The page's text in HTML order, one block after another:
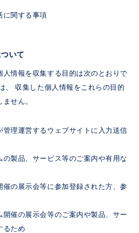
関する事項
いて
人情報を収集する目的は次のとおりで
、 収集した個人情報をこれらの目的
せん。
理運営するウェブサイトに入力送信
製品、サービス等のご案内や有用な
の展示会等に参加登録された方、参
催の展示会等のご案内や製品、サー
るため